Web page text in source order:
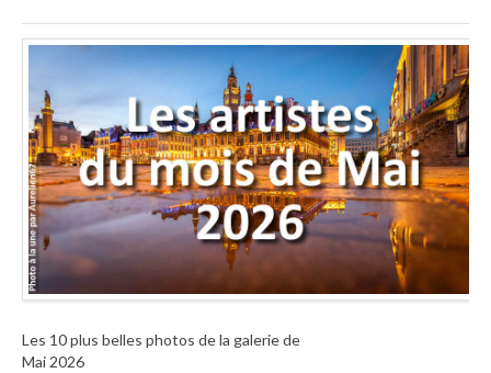
Les 10 plus belles photos de la galerie de
Mai 2026